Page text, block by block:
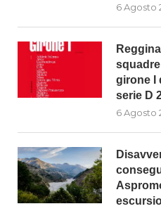
IL PREMIO CULTURALE
“GIRASOLE”...
6 Agosto 2026
6 Agosto
girone I
serie D
6 Agosto